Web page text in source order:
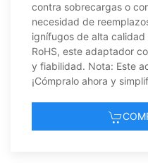
contra sobrecargas o
necesidad de
ignífugos de alta
RoHS, este adaptador
y fiabilidad. Nota: Este
¡Cómpralo ahora y